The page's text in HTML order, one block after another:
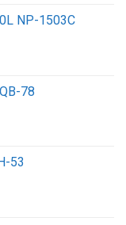
NP-1503C
78
53